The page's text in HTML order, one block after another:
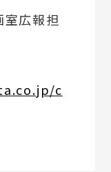
室広報担
c